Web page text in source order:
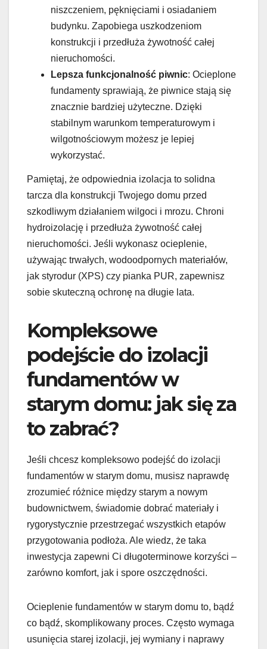
niszczeniem, pęknięciami i osiadaniem
budynku. Zapobiega uszkodzeniom
konstrukcji i przedłuża żywotność całej
nieruchomości.
Lepsza funkcjonalność piwnic: Ocieplone
fundamenty sprawiają, że piwnice stają się
znacznie bardziej użyteczne. Dzięki
stabilnym warunkom temperaturowym i
wilgotnościowym możesz je lepiej
wykorzystać.
Pamiętaj, że odpowiednia izolacja to solidna
tarcza dla konstrukcji Twojego domu przed
szkodliwym działaniem wilgoci i mrozu. Chroni
hydroizolację i przedłuża żywotność całej
nieruchomości. Jeśli wykonasz ocieplenie,
używając trwałych, wodoodpornych materiałów,
jak styrodur (XPS) czy pianka PUR, zapewnisz
sobie skuteczną ochronę na długie lata.
Kompleksowe
podejście do izolacji
fundamentów w
starym domu: jak się za
to zabrać?
Jeśli chcesz kompleksowo podejść do izolacji
fundamentów w starym domu, musisz naprawdę
zrozumieć różnice między starym a nowym
budownictwem, świadomie dobrać materiały i
rygorystycznie przestrzegać wszystkich etapów
przygotowania podłoża. Ale wiedz, że taka
inwestycja zapewni Ci długoterminowe korzyści –
zarówno komfort, jak i spore oszczędności.
Ocieplenie fundamentów w starym domu to, bądź
co bądź, skomplikowany proces. Często wymaga
usunięcia starej izolacji, jej wymiany i naprawy